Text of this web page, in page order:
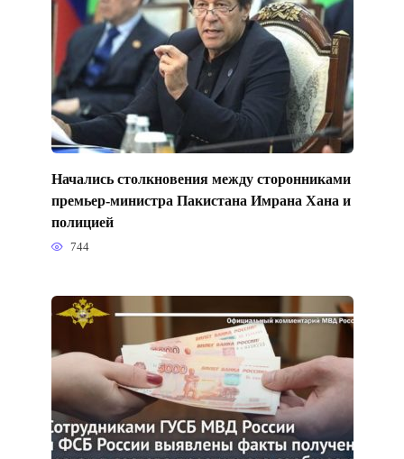
Начались столкновения между сторонниками
премьер-министра Пакистана Имрана Хана и
полицией
744